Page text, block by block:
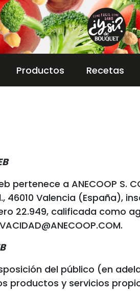
Productos Recetas
pertenece a ANECOOP S.
46010 Valencia (España),
22.949, calificada como
del público (en
productos y servicios